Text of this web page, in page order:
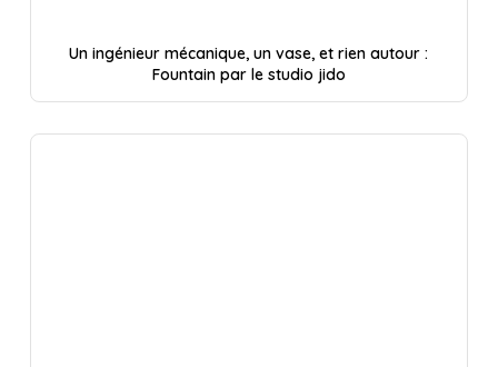
Un ingénieur mécanique, un vase, et rien autour :
Fountain par le studio jido